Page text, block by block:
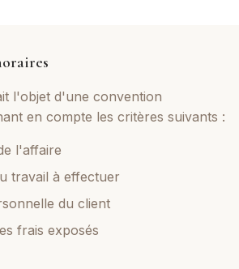
l'objet d'une convention
en compte les critères suivants :
l'affaire
travail à effectuer
du client
frais exposés